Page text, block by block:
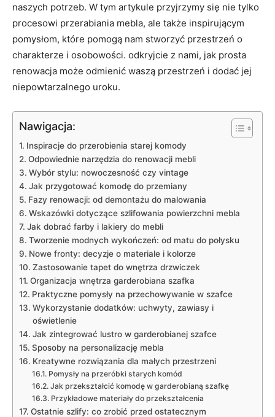
naszych potrzeb. W tym artykule przyjrzymy się nie tylko
procesowi przerabiania mebla, ale także inspirującym
pomysłom, które pomogą nam stworzyć przestrzeń o
charakterze i osobowości. odkryjcie z nami, jak prosta
renowacja może odmienić waszą przestrzeń i dodać jej
niepowtarzalnego uroku.
Nawigacja:
Inspiracje do przerobienia starej komody
Odpowiednie narzędzia do renowacji mebli
Wybór stylu: nowoczesność czy vintage
Jak przygotować komodę do przemiany
Fazy renowacji: od demontażu do malowania
Wskazówki dotyczące szlifowania powierzchni mebla
Jak dobrać farby i lakiery do mebli
Tworzenie modnych wykończeń: od matu do połysku
Nowe fronty: decyzje o materiale i kolorze
Zastosowanie tapet do wnętrza drzwiczek
Organizacja wnętrza garderobiana szafka
Praktyczne pomysły na przechowywanie w szafce
Wykorzystanie dodatków: uchwyty, zawiasy i
oświetlenie
Jak zintegrować lustro w garderobianej szafce
Sposoby na personalizację mebla
Kreatywne rozwiązania dla małych przestrzeni
Pomysły na przeróbki starych komód
Jak przekształcić komodę w garderobianą szafkę
Przykładowe materiały do przekształcenia
Ostatnie szlify: co zrobić przed ostatecznym